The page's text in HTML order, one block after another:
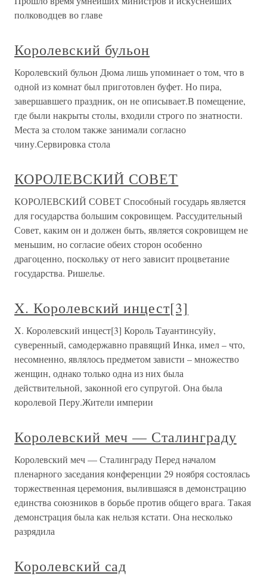
полководцев во главе
Королевский бульон
Королевский бульон Дюма лишь упоминает о том, что в
одной из комнат был приготовлен буфет. Но пира,
завершавшего праздник, он не описывает.В помещение,
где были накрыты столы, входили строго по знатности.
Места за столом также занимали согласно
чину.Сервировка стола
КОРОЛЕВСКИЙ СОВЕТ
КОРОЛЕВСКИЙ СОВЕТ Способный государь является
для государства большим сокровищем. Рассудительный
Совет, каким он и должен быть, является сокровищем не
меньшим, но согласие обеих сторон особенно
драгоценно, поскольку от него зависит процветание
государства. Ришелье.
X. Королевский инцест[3]
X. Королевский инцест[3] Король Тауантинсуйу,
суверенный, самодержавно правящий Инка, имел – что,
несомненно, являлось предметом зависти – множество
женщин, однако только одна из них была
действительной, законной его супругой. Она была
королевой Перу.Жители империи
Королевский меч — Сталинграду
Королевский меч — Сталинграду Перед началом
пленарного заседания конференции 29 ноября состоялась
торжественная церемония, вылившаяся в демонстрацию
единства союзников в борьбе против общего врага. Такая
демонстрация была как нельзя кстати. Она несколько
разрядила
Королевский сад